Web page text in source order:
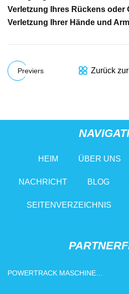
Verletzung Ihres Rückens oder
Verletzung Ihrer Hände und
Previers Zurück
HEIM ÜBER UNS
NACHRICHT BLOG
SEITENVERZEICHNIS
POWERTRACK MASCHINEN